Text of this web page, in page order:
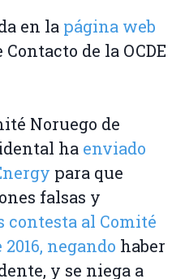
en la página web
de la OCDE
Noruego de
ha enviado
para que
falsas y
contesta al Comité
negando haber
y se niega a